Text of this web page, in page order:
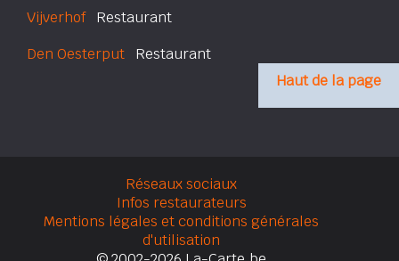
VijverhofRestaurant
Den Oesterput Restaurant
Haut de la page
Réseaux sociaux
Infos restaurateurs
Mentions légales et conditions générales
d'utilisation